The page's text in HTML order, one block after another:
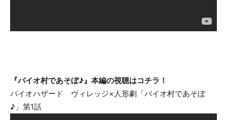
『バイオ村であそぼ♪』本編の視聴はコチラ！
バイオハザード ヴィレッジ×人形劇「バイオ村であそぼ
♪」第1話